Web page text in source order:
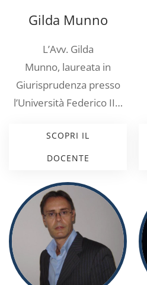
Gilda Munno
L’Avv. Gilda
Munno, laureata in
Giurisprudenza presso
l’Università Federico II…
SCOPRI IL
DOCENTE